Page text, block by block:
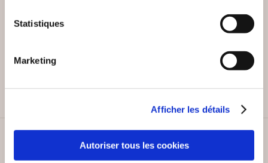
Statistiques
Marketing
Afficher les détails
Autoriser tous les cookies
SERVICE CLIENT
Lundi au vendredi, 10-12h / 14-16h